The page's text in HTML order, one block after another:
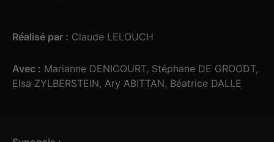
Réalisé par : Claude LELOUCH
Avec : Marianne DENICOURT, Stéphane DE GROODT,
Elsa ZYLBERSTEIN, Ary ABITTAN, Béatrice DALLE